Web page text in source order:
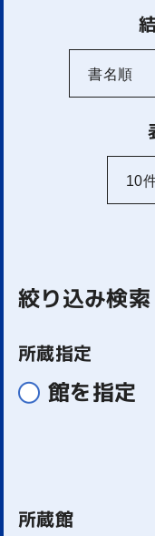
絞り込み検索
所蔵指定
館を指定
所蔵館